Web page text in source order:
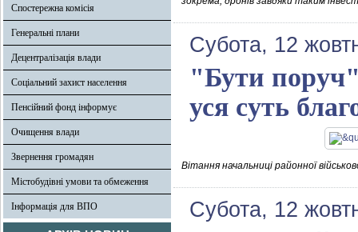
Спостережна комісія
Генеральні плани
Децентралізація влади
Соціальний захист населення
Пенсійний фонд інформує
Очищення влади
Звернення громадян
Містобудівні умови та обмеження
Інформація для ВПО
Субота, 12
"Бути
уся суть
Вітання начальниці районної
Субота, 12